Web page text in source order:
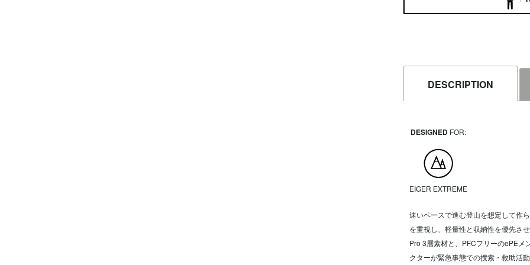
DESCRIPTION
DESIGNED FOR:
EIGER EXTREME
速いペースで進む登山を想定して作
を重視し、軽量性と収納性を優先さ
Pro 3層素材と、PFCフリーのePEメ
クターが緊急事態での捜索・救助活